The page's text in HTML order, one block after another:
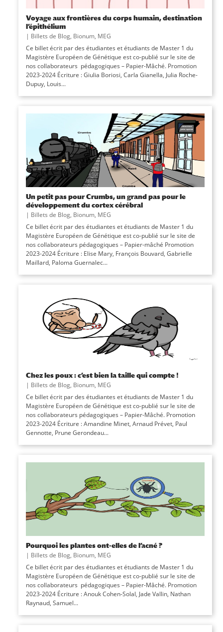
Voyage aux frontières du corps humain, destination
l’épithélium
| Billets de Blog, Bionum, MEG
Ce billet écrit par des étudiantes et étudiants de Master 1 du
Magistère Européen de Génétique est co-publié sur le site de
nos collaborateurs pédagogiques – Papier-Mâché. Promotion
2023-2024 Écriture : Giulia Boriosi, Carla Gianella, Julia Roche-
Dupuy, Louis...
Un petit pas pour Crumbs, un grand pas pour le
développement du cortex cérébral
| Billets de Blog, Bionum, MEG
Ce billet écrit par des étudiantes et étudiants de Master 1 du
Magistère Européen de Génétique est co-publié sur le site de
nos collaborateurs pédagogiques – Papier-mâché Promotion
2023-2024 Écriture : Elise Mary, François Bouvard, Gabrielle
Maillard, Paloma Guernalec...
Chez les poux : c’est bien la taille qui compte !
| Billets de Blog, Bionum, MEG
Ce billet écrit par des étudiantes et étudiants de Master 1 du
Magistère Européen de Génétique est co-publié sur le site de
nos collaborateurs pédagogiques – Papier-Mâché. Promotion
2023-2024 Écriture : Amandine Minet, Arnaud Prévet, Paul
Gennotte, Prune Gerondeau...
Pourquoi les plantes ont-elles de l’acné ?
| Billets de Blog, Bionum, MEG
Ce billet écrit par des étudiantes et étudiants de Master 1 du
Magistère Européen de Génétique est co-publié sur le site de
nos collaborateurs pédagogiques – Papier-Mâché. Promotion
2023-2024 Écriture : Anouk Cohen-Solal, Jade Vallin, Nathan
Raynaud, Samuel...